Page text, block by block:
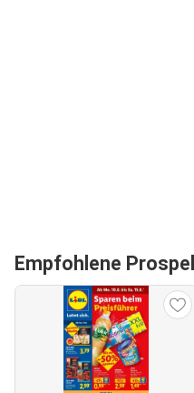
Empfohlene